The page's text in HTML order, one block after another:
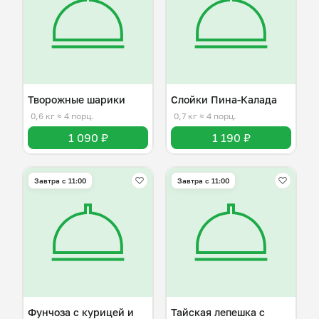
Творожные шарики
0,6 кг ≈ 4 порц.
1 090 ₽
Слойки Пина-Калада
0,7 кг ≈ 4 порц.
1 190 ₽
Завтра c 11:00
Фунчоза с курицей и
Завтра c 11:00
Тайская лепешка с